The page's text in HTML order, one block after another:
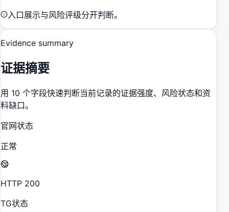
入口展示与风险评级分开判断。
Evidence summary
证据摘要
用 10 个字段快速判断当前记录的证据强度、风险状态和资
料缺口。
官网状态
正常
HTTP 200
TG状态